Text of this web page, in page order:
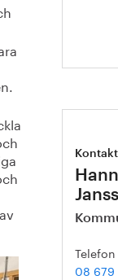
Telefon
08 679